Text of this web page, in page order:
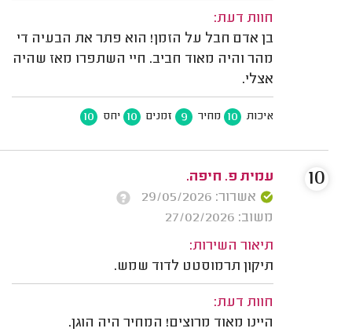
חוות דעת:
בן אדם חבל על הזמן! הוא פתר את הבעיה די
מהר והיה מאוד חביב. חיי השתפרו מאז שהיה
אצלי.
איכות 10 מחיר 9 זמנים 10 יחס 10
עמית פ. חיפה.
אשרור: 29/05/2026
משוב: 27/02/2026
תיאור השירות:
תיקון תרמוסטט לדוד שמש.
חוות דעת:
היינו מאוד מרוצים! המחיר היה הוגן.
10